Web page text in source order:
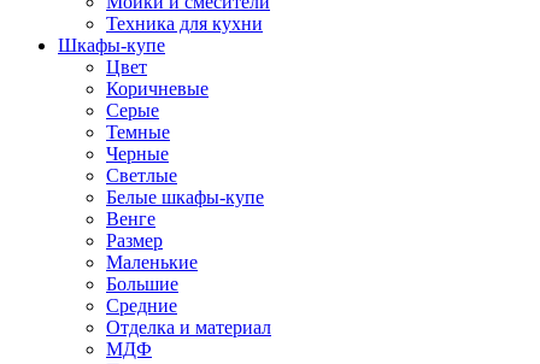
Техника для кухни
Шкафы-купе
Цвет
Коричневые
Серые
Темные
Черные
Светлые
Белые шкафы-купе
Венге
Размер
Маленькие
Большие
Средние
Отделка и материал
МДФ